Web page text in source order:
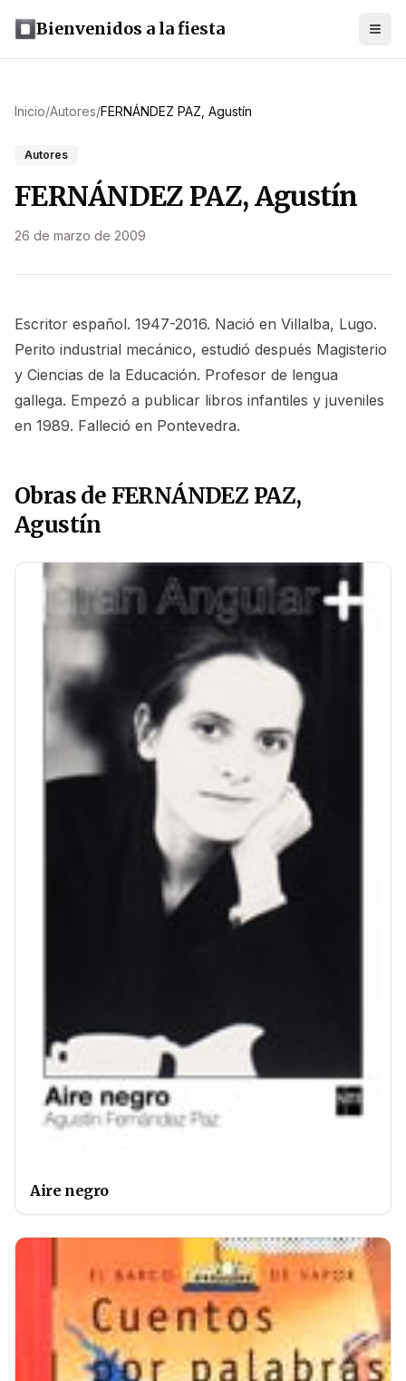
Bienvenidos a la fiesta
Inicio/Autores/FERNÁNDEZ PAZ, Agustín
Autores
FERNÁNDEZ PAZ, Agustín
26 de marzo de 2009
Escritor español. 1947-2016. Nació en Villalba, Lugo.
Perito industrial mecánico, estudió después Magisterio
y Ciencias de la Educación. Profesor de lengua
gallega. Empezó a publicar libros infantiles y juveniles
en 1989. Falleció en Pontevedra.
Obras de FERNÁNDEZ PAZ,
Agustín
Aire negro